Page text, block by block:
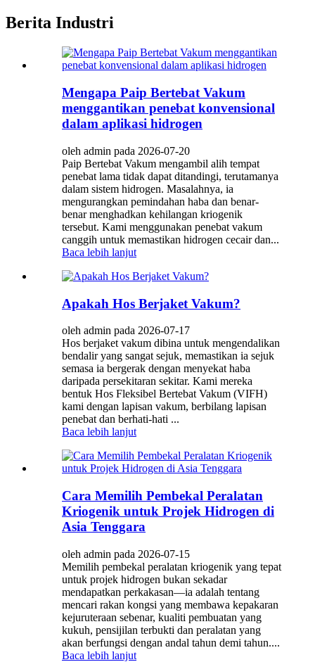
Berita Industri
Mengapa Paip Bertebat Vakum
menggantikan penebat konvensional
dalam aplikasi hidrogen
oleh admin pada 2026-07-20
Paip Bertebat Vakum mengambil alih tempat
penebat lama tidak dapat ditandingi, terutamanya
dalam sistem hidrogen. Masalahnya, ia
mengurangkan pemindahan haba dan benar-
benar menghadkan kehilangan kriogenik
tersebut. Kami menggunakan penebat vakum
canggih untuk memastikan hidrogen cecair dan...
Baca lebih lanjut
Apakah Hos Berjaket Vakum?
oleh admin pada 2026-07-17
Hos berjaket vakum dibina untuk mengendalikan
bendalir yang sangat sejuk, memastikan ia sejuk
semasa ia bergerak dengan menyekat haba
daripada persekitaran sekitar. Kami mereka
bentuk Hos Fleksibel Bertebat Vakum (VIFH)
kami dengan lapisan vakum, berbilang lapisan
penebat dan berhati-hati ...
Baca lebih lanjut
Cara Memilih Pembekal Peralatan
Kriogenik untuk Projek Hidrogen di
Asia Tenggara
oleh admin pada 2026-07-15
Memilih pembekal peralatan kriogenik yang tepat
untuk projek hidrogen bukan sekadar
mendapatkan perkakasan—ia adalah tentang
mencari rakan kongsi yang membawa kepakaran
kejuruteraan sebenar, kualiti pembuatan yang
kukuh, pensijilan terbukti dan peralatan yang
akan berfungsi dengan andal tahun demi tahun....
Baca lebih lanjut